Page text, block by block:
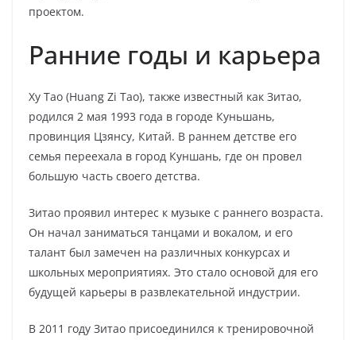
проектом.
Ранние годы и карьера
Ху Тао (Huang Zi Tao), также известный как Зитао,
родился 2 мая 1993 года в городе Куньшань,
провинция Цзянсу, Китай. В раннем детстве его
семья переехала в город Куншань, где он провел
большую часть своего детства.
Зитао проявил интерес к музыке с раннего возраста.
Он начал заниматься танцами и вокалом, и его
талант был замечен на различных конкурсах и
школьных мероприятиях. Это стало основой для его
будущей карьеры в развлекательной индустрии.
В 2011 году Зитао присоединился к тренировочной